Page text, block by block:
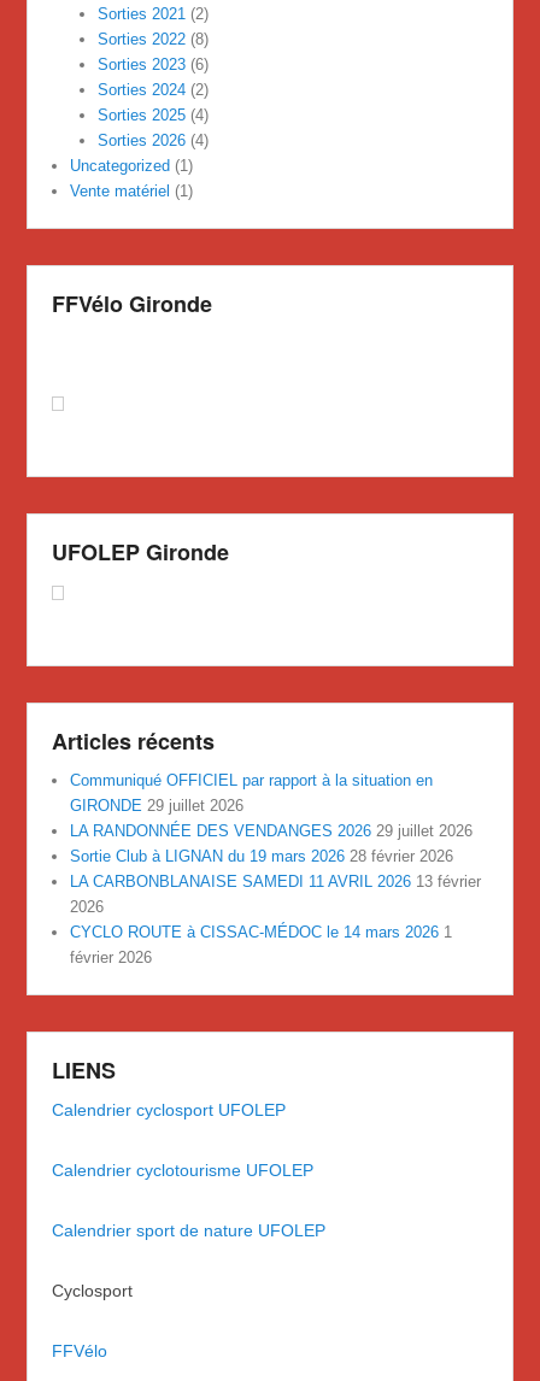
Sorties 2021 (2)
Sorties 2022(8)
Sorties 2023(6)
Sorties 2024(2)
Sorties 2025(4)
Sorties 2026(4)
Uncategorized (1)
Vente matériel (1)
FFVélo Gironde
UFOLEP Gironde
Articles récents
Communiqué OFFICIEL par rapport à la situation en
GIRONDE 29 juillet 2026
LA RANDONNÉE DES VENDANGES 2026 29 juillet 2026
Sortie Club à LIGNAN du 19 mars 2026 28 février 2026
LA CARBONBLANAISE SAMEDI 11 AVRIL 2026 13 février
2026
CYCLO ROUTE à CISSAC-MÉDOC le 14 mars 2026 1
février 2026
LIENS
Calendrier cyclosport UFOLEP
Calendrier cyclotourisme UFOLEP
Calendrier sport de nature UFOLEP
Cyclosport
FFVélo